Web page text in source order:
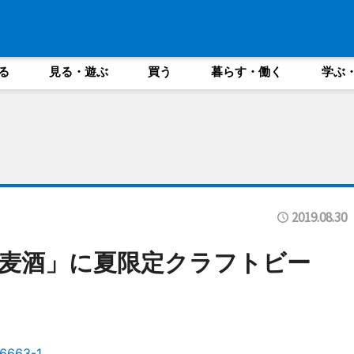
見る・遊ぶ 買う 暮らす・働く 学ぶ
2019.08.30
酒」に夏限定クラフトビー